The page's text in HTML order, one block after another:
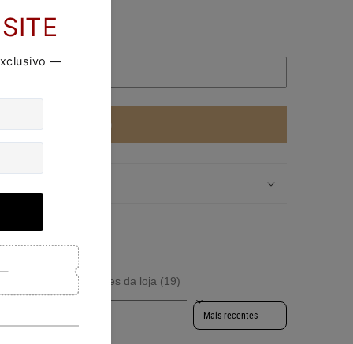
AO CARRINHO
Avaliações da loja (19)
Sort reviews by